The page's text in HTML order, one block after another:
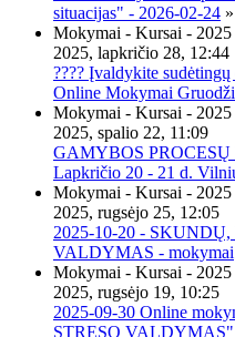
situacijas" - 2026-02-24 »
Mokymai - Kursai - 2025
2025, lapkričio 28, 12:44
???? Įvaldykite
Online Mokymai
Mokymai - Kursai - 2025
2025, spalio 22, 11:09
GAMYBOS
Lapkričio 20 - 21 d.
Mokymai - Kursai - 2025
2025, rugsėjo 25, 12:05
2025-10-20 -
VALDYMAS - mokymai
Mokymai - Kursai - 2025
2025, rugsėjo 19, 10:25
2025-09-30 Online
STRESO VALDYMAS"